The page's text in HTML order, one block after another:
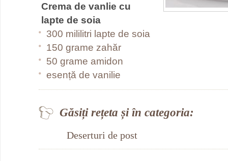
Crema de vanlie cu
lapte de soia
300 mililitri lapte de soia
150 grame zahăr
50 grame amidon
esență de vanilie
Găsiți rețeta și în categoria:
Deserturi de post